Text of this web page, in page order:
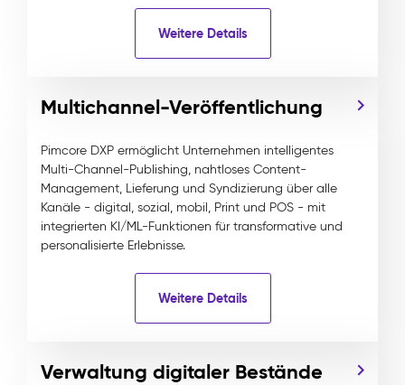
Weitere Details
Multichannel-Veröffentlichung
Pimcore DXP ermöglicht Unternehmen intelligentes
Multi-Channel-Publishing, nahtloses Content-
Management, Lieferung und Syndizierung über alle
Kanäle - digital, sozial, mobil, Print und POS - mit
integrierten KI/ML-Funktionen für transformative und
personalisierte Erlebnisse.
Weitere Details
Verwaltung digitaler Bestände